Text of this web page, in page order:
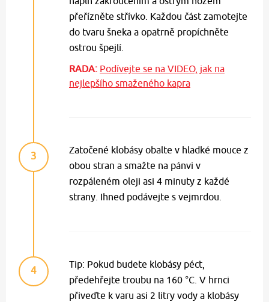
přeřízněte střívko. Každou část zamotejte
do tvaru šneka a opatrně propíchněte
ostrou špejlí.
RADA: Podívejte se na VIDEO, jak na
nejlepšího smaženého kapra
3
Zatočené klobásy obalte v hladké mouce z
obou stran a smažte na pánvi v
rozpáleném oleji asi 4 minuty z každé
strany. Ihned podávejte s vejmrdou.
4
Tip: Pokud budete klobásy péct,
předehřejte troubu na 160 °C. V hrnci
přiveďte k varu asi 2 litry vody a klobásy